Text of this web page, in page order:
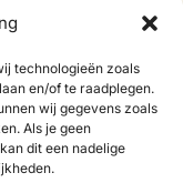
technologieën zoals
en/of te raadplegen.
wij gegevens zoals
Als je geen
dit een nadelige